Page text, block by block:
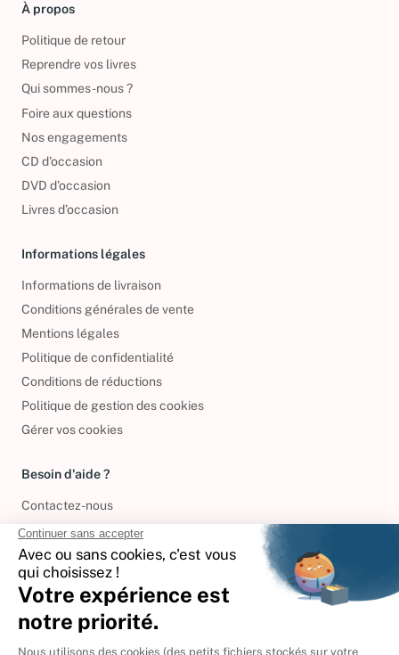
À propos
Politique de retour
Reprendre vos livres
Qui sommes-nous ?
Foire aux questions
Nos engagements
CD d'occasion
DVD d'occasion
Livres d’occasion
Informations légales
Informations de livraison
Conditions générales de vente
Mentions légales
Politique de confidentialité
Conditions de réductions
Politique de gestion des cookies
Gérer vos cookies
Besoin d'aide ?
Contactez-nous
International
🇪🇸Espagne